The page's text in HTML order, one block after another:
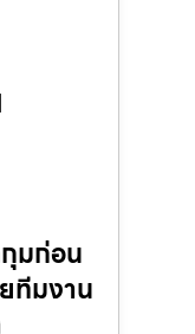
มก่อน
ทีมงาน